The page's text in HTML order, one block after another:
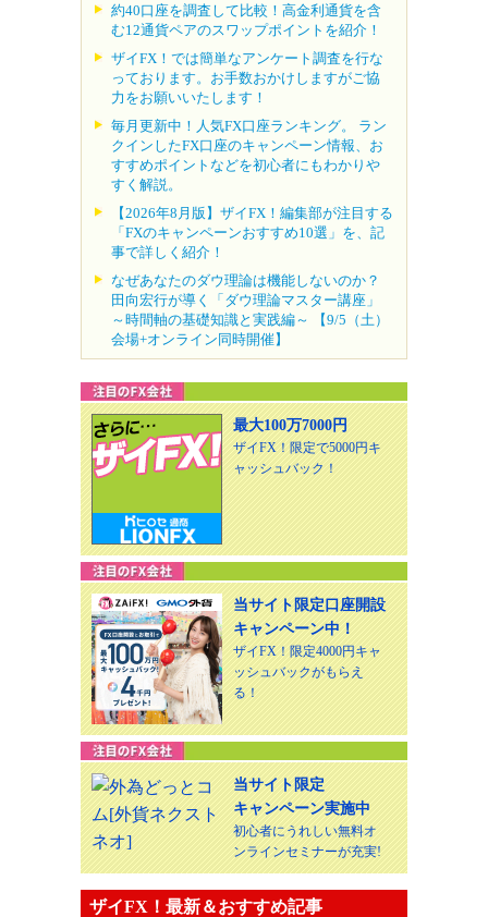
約40口座を調査して比較！高金利通貨を含
む12通貨ペアのスワップポイントを紹介！
ザイFX！では簡単なアンケート調査を行な
っております。お手数おかけしますがご協
力をお願いいたします！
毎月更新中！人気FX口座ランキング。 ラン
クインしたFX口座のキャンペーン情報、お
すすめポイントなどを初心者にもわかりや
すく解説。
【2026年8月版】ザイFX！編集部が注目する
「FXのキャンペーンおすすめ10選」を、記
事で詳しく紹介！
なぜあなたのダウ理論は機能しないのか？
田向宏行が導く「ダウ理論マスター講座」
～時間軸の基礎知識と実践編～ 【9/5（土）
会場+オンライン同時開催】
最大100万7000円
ザイFX！限定で5000円キ
ャッシュバック！
当サイト限定口座開設
キャンペーン中！
ザイFX！限定4000円キャ
ッシュバックがもらえ
る！
当サイト限定
キャンペーン実施中
初心者にうれしい無料オ
ンラインセミナーが充実!
ザイFX！最新＆おすすめ記事